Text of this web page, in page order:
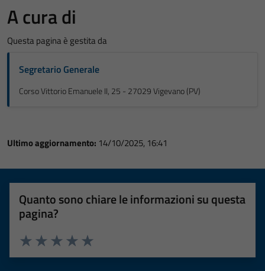
A cura di
Questa pagina è gestita da
Segretario Generale
Corso Vittorio Emanuele II, 25 - 27029 Vigevano (PV)
Ultimo aggiornamento: 14/10/2025, 16:41
Quanto sono chiare le informazioni su questa
pagina?
Valuta 5 stelle su 5
Valuta 4 stelle su 5
Valuta 3 stelle su 5
Valuta 2 stelle su 5
Valuta 1 stelle su 5